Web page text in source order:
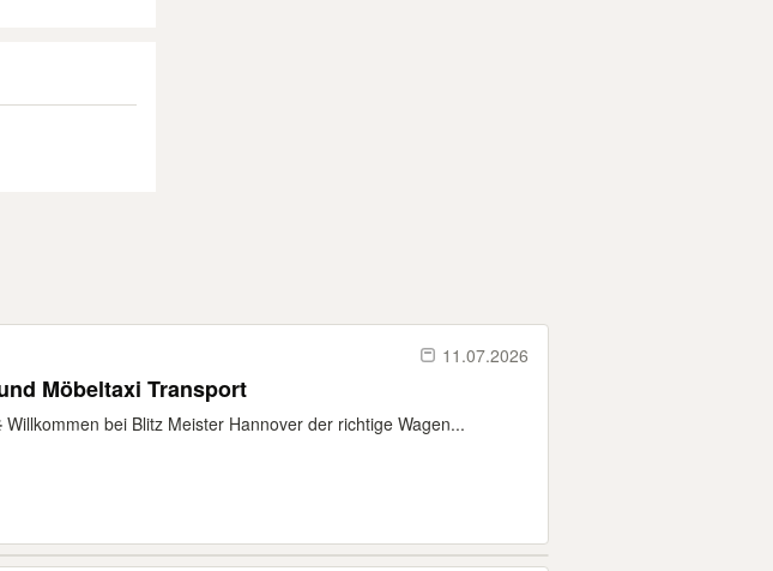
11.07.2026
Möbeltaxi Transport
bei Blitz Meister Hannover der richtige Wagen...